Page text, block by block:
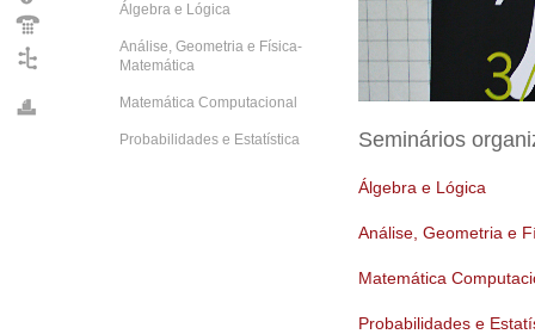
Álgebra e Lógica
Análise, Geometria e Física-
Matemática
Matemática Computacional
Probabilidades e Estatística Seminários
Álgebra e Lógica
Análise, Geometria e
Matemática
Probabilidades e